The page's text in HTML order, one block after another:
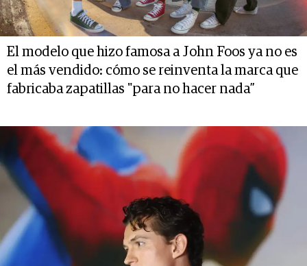
El modelo que hizo famosa a John Foos ya no es
el más vendido: cómo se reinventa la marca que
fabricaba zapatillas "para no hacer nada”